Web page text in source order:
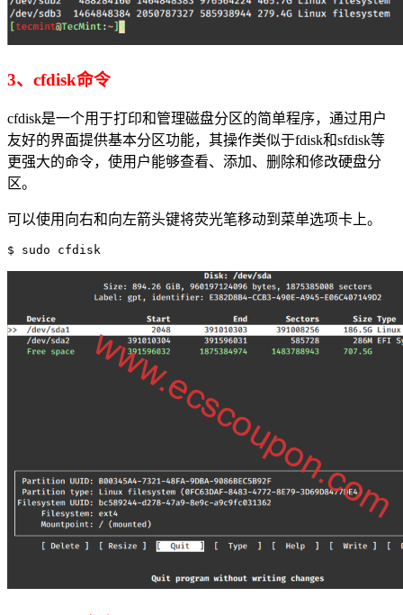
3、cfdisk命令
cfdisk是一个用于打印和管理磁盘分区的简单程序，通过用户
友好的界面提供基本分区功能，其操作类似于fdisk和sfdisk等
更强大的命令，使用户能够查看、添加、删除和修改硬盘分
区。
可以使用向右和向左箭头键将荧光笔移动到菜单选项卡上。